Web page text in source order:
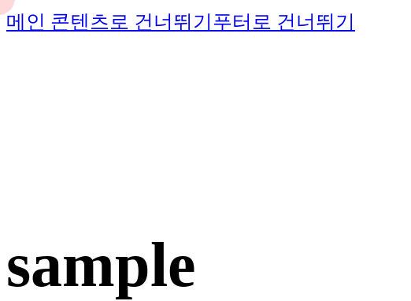
메인 콘텐츠로 건너뛰기 푸터로 건너뛰기
sample